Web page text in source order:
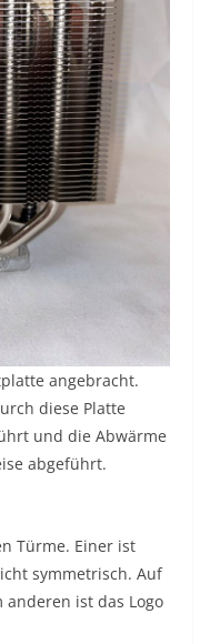
angebracht.
diese Platte
und die Abwärme
abgeführt.
Türme. Einer ist
symmetrisch. Auf
ist das Logo